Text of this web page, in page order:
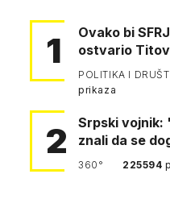
1
Ovako bi
ostvario
Klagenfurta
POLITIKA I
prikaza
2
Srpski vojnik:
znali da se
360° 225594